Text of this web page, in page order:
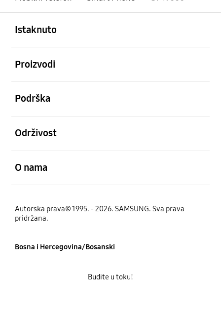
Istaknuto
Proizvodi
Podrška
Održivost
O nama
Autorska prava© 1995. - 2026. SAMSUNG. Sva prava
pridržana.
Bosna i Hercegovina/Bosanski
Budite u toku!